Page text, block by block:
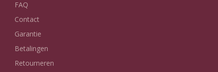
FAQ
Contact
Garantie
Betalingen
Retourneren